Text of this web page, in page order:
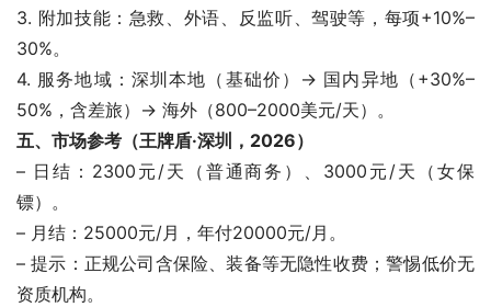
3. 附加技能：急救、外语、反监听、驾驶等，每项+10%–
30%。
4. 服务地域：深圳本地（基础价）→ 国内异地（+30%–
50%，含差旅）→ 海外（800–2000美元/天）。
五、市场参考（王牌盾·深圳，2026）
– 日结：2300元/天（普通商务）、3000元/天（女保
镖）。
– 月结：25000元/月，年付20000元/月。
– 提示：正规公司含保险、装备等无隐性收费；警惕低价无
资质机构。